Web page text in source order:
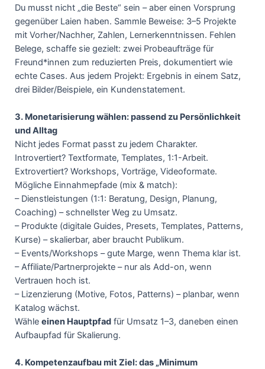
Du musst nicht „die Beste“ sein – aber einen Vorsprung
gegenüber Laien haben. Sammle Beweise: 3–5 Projekte
mit Vorher/Nachher, Zahlen, Lernerkenntnissen. Fehlen
Belege, schaffe sie gezielt: zwei Probeaufträge für
Freund*innen zum reduzierten Preis, dokumentiert wie
echte Cases. Aus jedem Projekt: Ergebnis in einem Satz,
drei Bilder/Beispiele, ein Kundenstatement.
3. Monetarisierung wählen: passend zu Persönlichkeit
und Alltag
Nicht jedes Format passt zu jedem Charakter.
Introvertiert? Textformate, Templates, 1:1-Arbeit.
Extrovertiert? Workshops, Vorträge, Videoformate.
Mögliche Einnahmepfade (mix & match):
– Dienstleistungen (1:1: Beratung, Design, Planung,
Coaching) – schnellster Weg zu Umsatz.
– Produkte (digitale Guides, Presets, Templates, Patterns,
Kurse) – skalierbar, aber braucht Publikum.
– Events/Workshops – gute Marge, wenn Thema klar ist.
– Affiliate/Partnerprojekte – nur als Add-on, wenn
Vertrauen hoch ist.
– Lizenzierung (Motive, Fotos, Patterns) – planbar, wenn
Katalog wächst.
Wähle einen Hauptpfad für Umsatz 1–3, daneben einen
Aufbaupfad für Skalierung.
4. Kompetenzaufbau mit Ziel: das „Minimum